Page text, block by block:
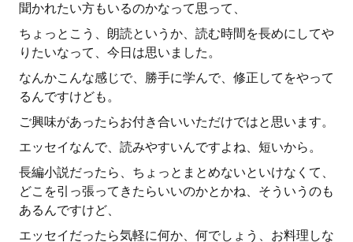
聞かれたい方もいるのかなって思って、
ちょっとこう、朗読というか、読む時間を長めにしてや
りたいなって、今日は思いました。
なんかこんな感じで、勝手に学んで、修正してをやって
るんですけども。
ご興味があったらお付き合いいただけではと思います。
エッセイなんで、読みやすいんですよね、短いから。
長編小説だったら、ちょっとまとめないといけなくて、
どこを引っ張ってきたらいいのかとかね、そういうのも
あるんですけど、
エッセイだったら気軽に何か、何でしょう、お料理しな